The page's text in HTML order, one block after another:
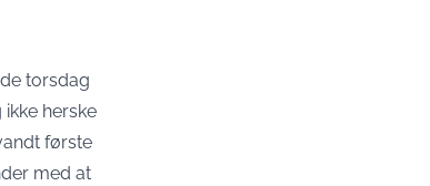
torsdag
herske
første
med at